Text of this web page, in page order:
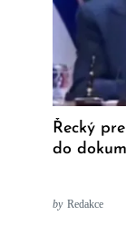
Řecký
do
by Redakce